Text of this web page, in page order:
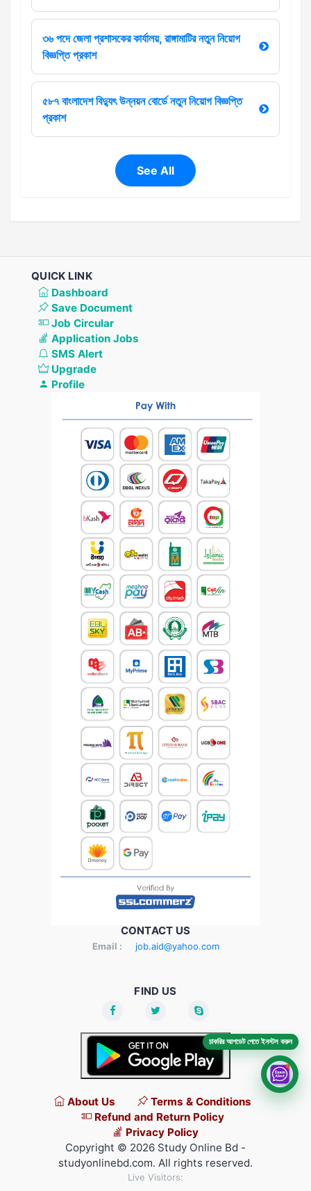
৩৬ পদে জেলা প্রশাসকের কার্যালয়, রাঙ্গামাটির নতুন নিয়োগ
বিজ্ঞপ্তি প্রকাশ
৫৮৭ বাংলাদেশ বিদ্যুৎ উন্নয়ন বোর্ডে নতুন নিয়োগ বিজ্ঞপ্তি
প্রকাশ
See All
QUICK LINK
Dashboard
Save Document
Job Circular
Application Jobs
SMS Alert
Upgrade
Profile
CONTACT US
Email : job.aid@yahoo.com
FIND US
About Us
Terms & Conditions
Refund and Return Policy
Privacy Policy
Copyright © 2026 Study Online Bd -
studyonlinebd.com. All rights reserved.
Live Visitors:
চাকরির আপডেট পেতে ইনস্টল করুন